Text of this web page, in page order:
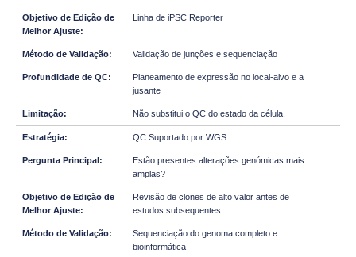
Linha de iPSC Reporter
Validação de junções e sequenciação
Planeamento de expressão no local-alvo e a
jusante
Não substitui o QC do estado da célula.
QC Suportado por WGS
Estão presentes alterações genómicas mais
amplas?
Revisão de clones de alto valor antes de
estudos subsequentes
Sequenciação do genoma completo e
bioinformática